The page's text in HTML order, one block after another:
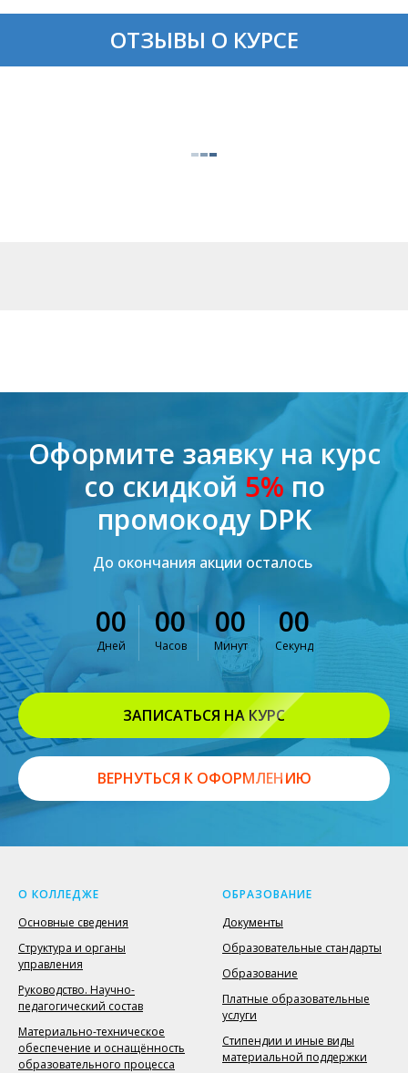
ОТЗЫВЫ О КУРСЕ
Оформите заявку на курс
со скидкой 5% по
промокоду DPK
До окончания акции осталось
00
Дней
00
Часов
00
Минут
00
Секунд
ЗАПИСАТЬСЯ НА КУРС
ВЕРНУТЬСЯ К ОФОРМЛЕНИЮ
О КОЛЛЕДЖЕ
Основные сведения
Структура и органы
управления
Руководство. Научно-
педагогический состав
Материально-техническое
обеспечение и оснащённость
образовательного процесса
ОБРАЗОВАНИЕ
Документы
Образовательные стандарты
Образование
Платные образовательные
услуги
Стипендии и иные виды
материальной поддержки